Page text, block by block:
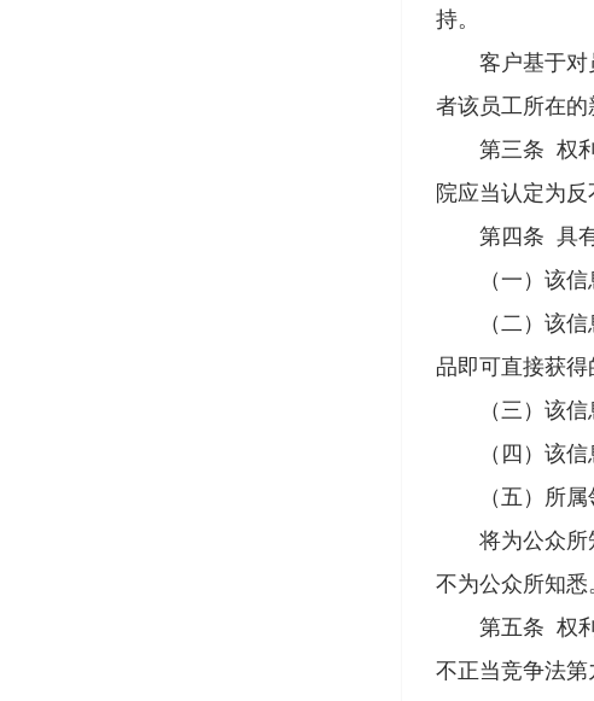
持。
客户基于对员
者该员工所在的
第三条 权利
院应当认定为
第四条 具有
（一）该信息
（二）该信息
品即可直接获得
（三）该信息
（四）该信息
（五）所属领
将为公众所知
不为公众所知悉
第五条 权利
不正当竞争法第